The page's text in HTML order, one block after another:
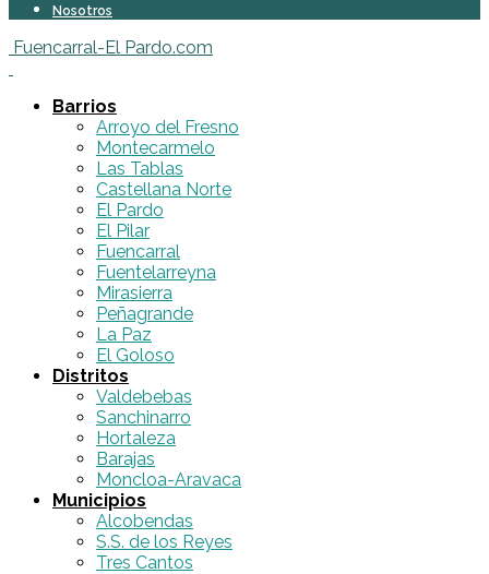
Nosotros
Fuencarral-El Pardo.com
Barrios
Arroyo del Fresno
Montecarmelo
Las Tablas
Castellana Norte
El Pardo
El Pilar
Fuencarral
Fuentelarreyna
Mirasierra
Peñagrande
La Paz
El Goloso
Distritos
Valdebebas
Sanchinarro
Hortaleza
Barajas
Moncloa-Aravaca
Municipios
Alcobendas
S.S. de los Reyes
Tres Cantos